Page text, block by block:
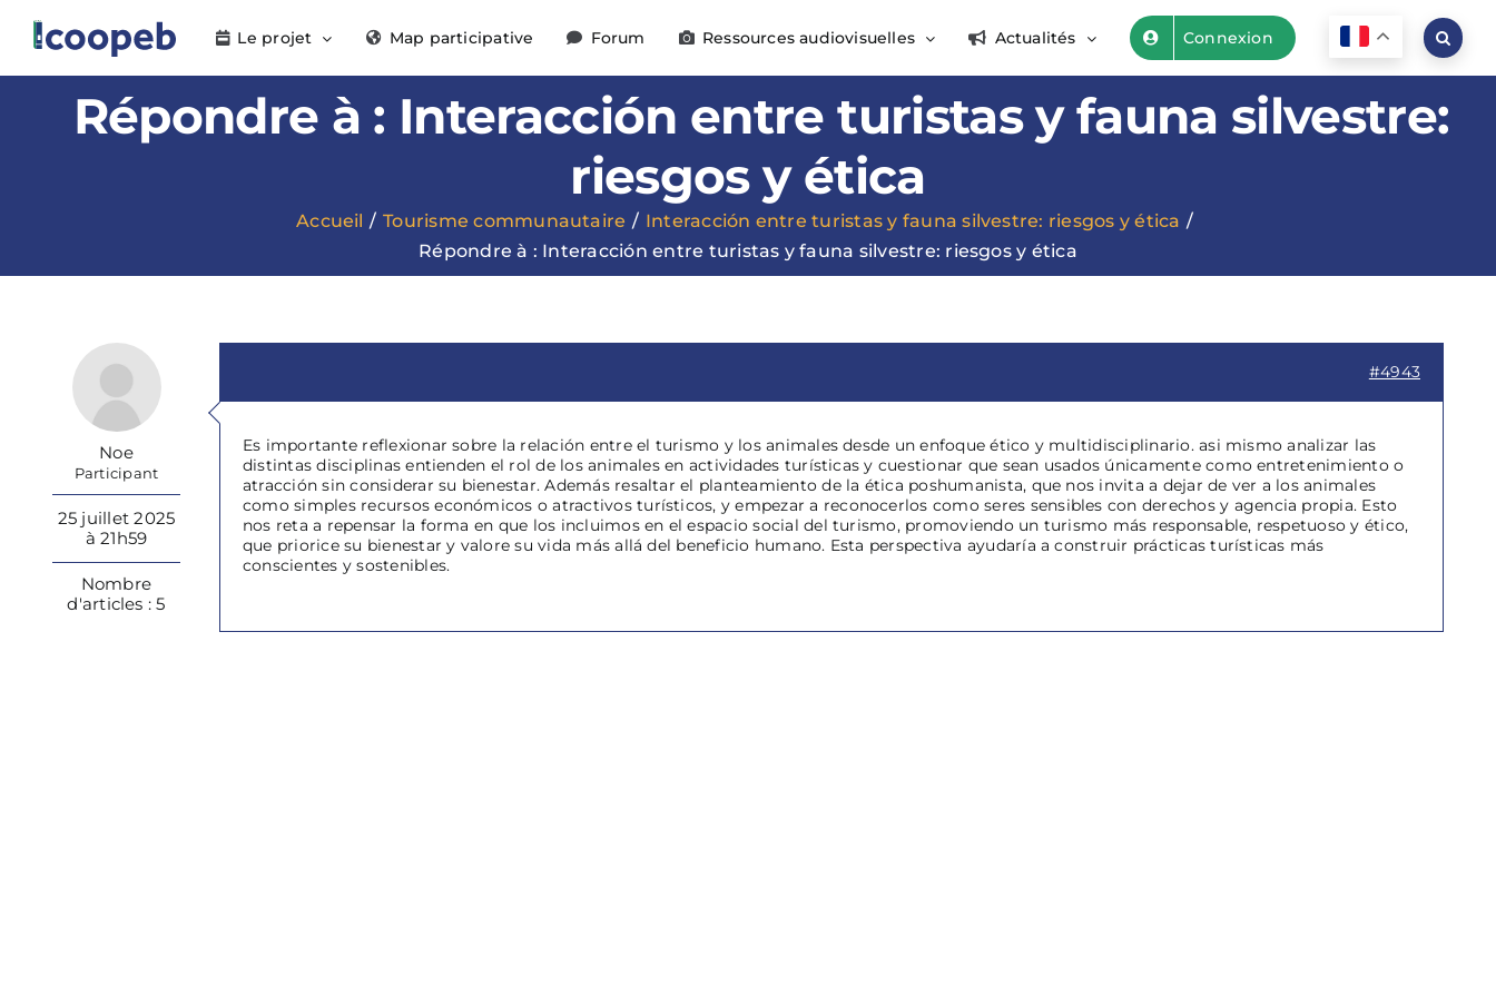
contenu
Le projet Map participative Forum Ressources audiovisuelles Actualités Connexion
Répondre à : Interacción entre turistas y fauna silvestre:
riesgos y ética
Accueil Tourisme communautaire
Interacción entre turistas y fauna silvestre: riesgos y ética
Répondre à : Interacción entre turistas y fauna silvestre: riesgos y ética
Noe
Participant
25 juillet 2025
à 21h59
Nombre
d'articles : 5
#4943
Es importante reflexionar sobre la relación entre el turismo y los animales desde un enfoque ético y multidisciplinario. asi mismo analizar las
distintas disciplinas entienden el rol de los animales en actividades turísticas y cuestionar que sean usados únicamente como entretenimiento o
atracción sin considerar su bienestar. Además resaltar el planteamiento de la ética poshumanista, que nos invita a dejar de ver a los animales
como simples recursos económicos o atractivos turísticos, y empezar a reconocerlos como seres sensibles con derechos y agencia propia. Esto
nos reta a repensar la forma en que los incluimos en el espacio social del turismo, promoviendo un turismo más responsable, respetuoso y ético,
que priorice su bienestar y valore su vida más allá del beneficio humano. Esta perspectiva ayudaría a construir prácticas turísticas más
conscientes y sostenibles.